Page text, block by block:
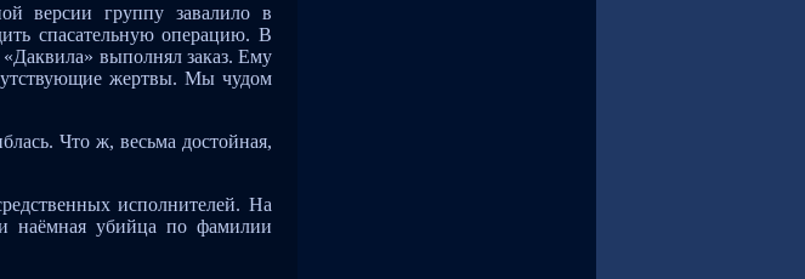
версии группу завалило в
спасательную операцию. В
выполнял заказ. Ему
жертвы. Мы чудом
Что ж, весьма достойная,
исполнителей. На
наёмная убийца по фамилии